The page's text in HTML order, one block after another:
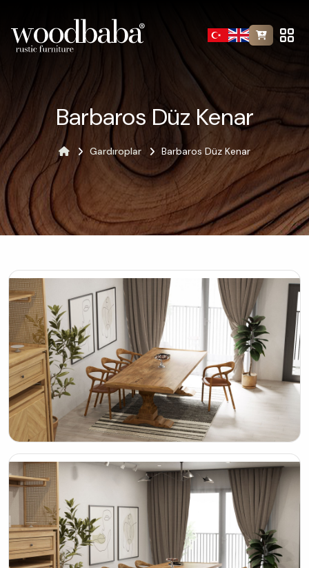
Barbaros Düz Kenar
Gardıroplar Barbaros Düz Kenar